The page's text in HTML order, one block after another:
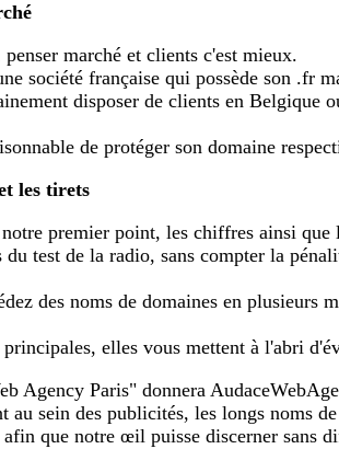
penser marché et clients c'est mieux.
société française qui possède son .fr
disposer de clients en Belgique
de protéger son domaine
les tirets
premier point, les chiffres ainsi
test de la radio, sans compter la
des noms de domaines en plusieurs
principales, elles vous mettent à l'abri
Agency Paris" donnera
au sein des publicités, les longs noms
que notre œil puisse discerner sans